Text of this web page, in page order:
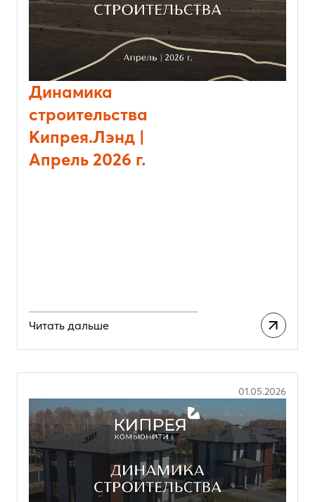
Динамика
строительства
Кипрея.Лэнд |
Апрель 2026 г.
Читать дальше
01.05.2026